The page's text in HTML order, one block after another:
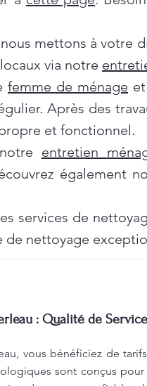
mettons à votre
via notre
femme de ménage
Après des
et fonctionnel.
entretien
également
services de
de nettoyage
: Qualité de Service
vous bénéficiez de
sont conçus